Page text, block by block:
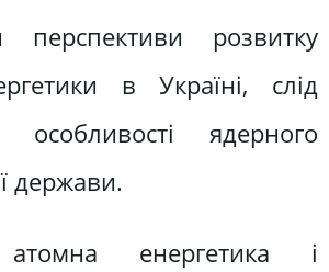
перспективи розвитку
в Україні, слід
особливості ядерного
держави.
енергетика і